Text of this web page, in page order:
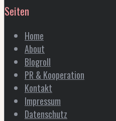
Seiten
Home
About
Blogroll
PR & Kooperation
Kontakt
Impressum
Datenschutz